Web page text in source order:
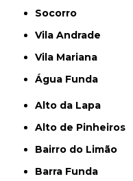
Socorro
Vila Andrade
Vila Mariana
Água Funda
Alto da Lapa
Alto de Pinheiros
Bairro do Limão
Barra Funda